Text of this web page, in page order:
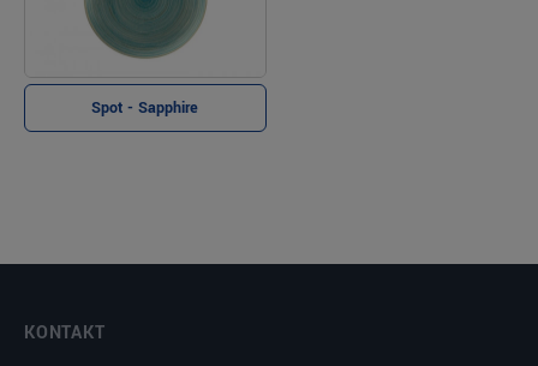
Spot - Sapphire
KONTAKT